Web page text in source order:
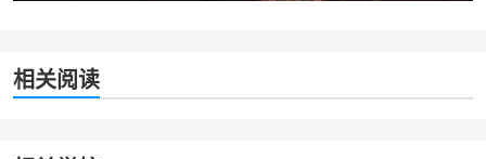
相关阅读